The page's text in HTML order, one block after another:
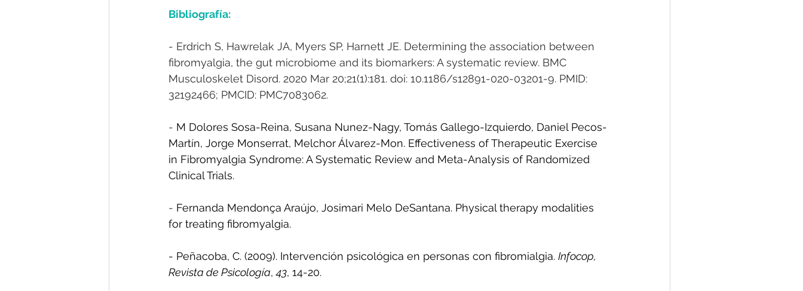
Bibliografía:
- Erdrich S, Hawrelak JA, Myers SP, Harnett JE. Determining the association between
fibromyalgia, the gut microbiome and its biomarkers: A systematic review. BMC
Musculoskelet Disord. 2020 Mar 20;21(1):181. doi: 10.1186/s12891-020-03201-9. PMID:
32192466; PMCID: PMC7083062.
- M Dolores Sosa-Reina, Susana Nunez-Nagy, Tomás Gallego-Izquierdo, Daniel Pecos-
Martín, Jorge Monserrat, Melchor Álvarez-Mon. Effectiveness of Therapeutic Exercise
in Fibromyalgia Syndrome: A Systematic Review and Meta-Analysis of Randomized
Clinical Trials.
- Fernanda Mendonça Araújo, Josimari Melo DeSantana. Physical therapy modalities
for treating fibromyalgia.
- Peñacoba, C. (2009). Intervención psicológica en personas con fibromialgia. Infocop,
Revista de Psicología, 43, 14-20.